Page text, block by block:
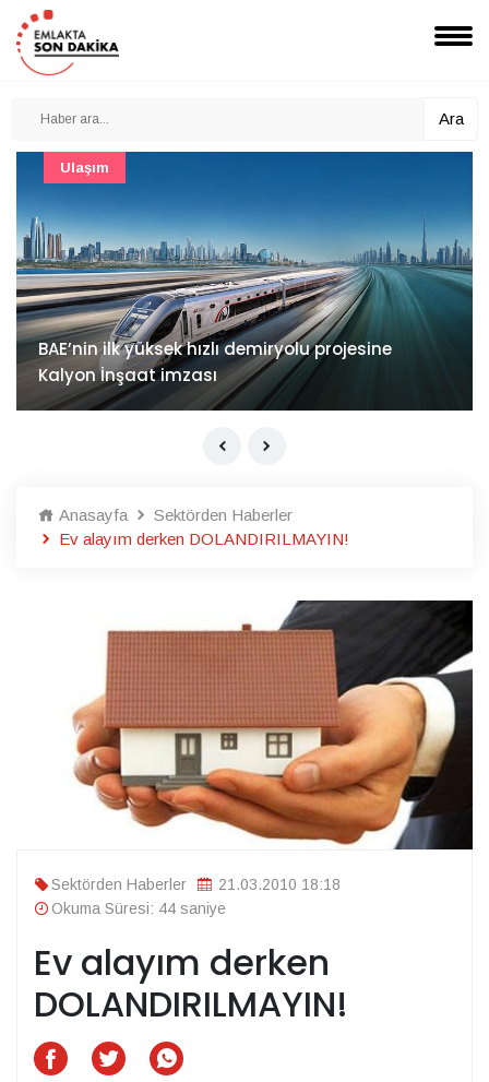
Ara
Mimarlık ve mühendislik projeleri e-PYS ile dijital
ortama taşınacak
Güncel
Anasayfa
Sektörden Haberler
Ev alayım derken DOLANDIRILMAYIN!
Sektörden Haberler
21.03.2010 18:18
Okuma Süresi: 44 saniye
Ev alayım derken
DOLANDIRILMAYIN!